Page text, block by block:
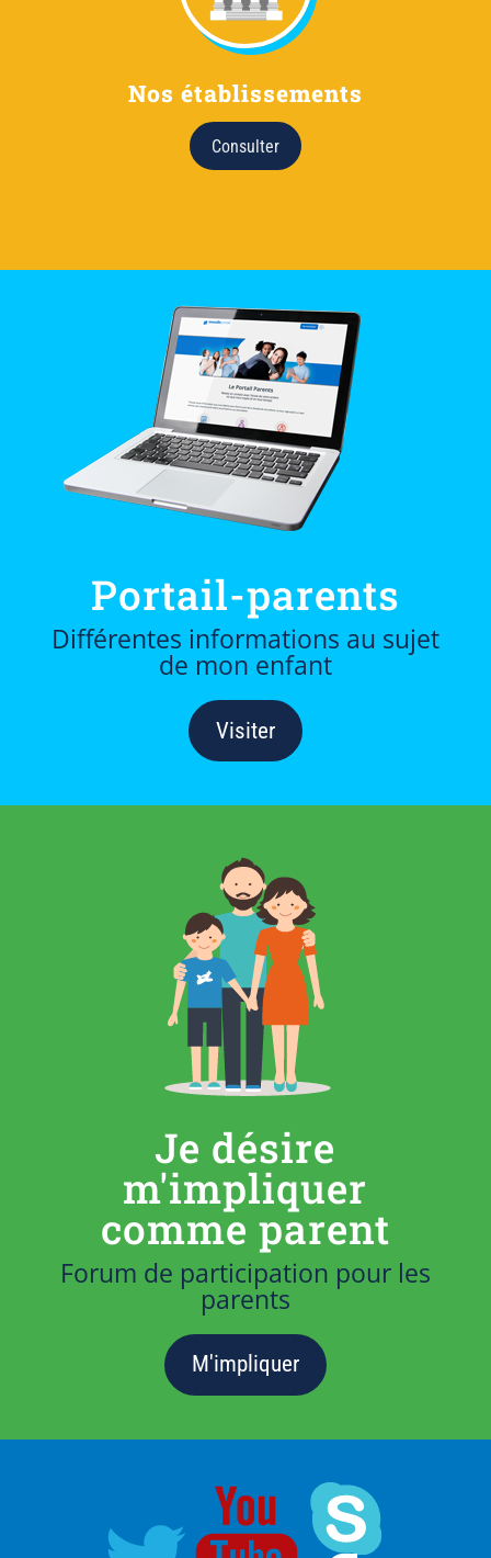
Nos établissements
Consulter
Portail-parents
Différentes informations au sujet
de mon enfant
Visiter
Je désire
m'impliquer
comme parent
Forum de participation pour les
parents
M'impliquer